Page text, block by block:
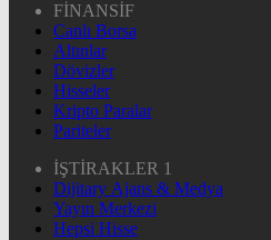
FİNANSİF
Canlı Borsa
Altınlar
Dövizler
Hisseler
Kripto Paralar
Pariteler
İŞTİRAKLER 1
Dijitary Ajans & Medya
Yayın Merkezi
Hepsi Hisse